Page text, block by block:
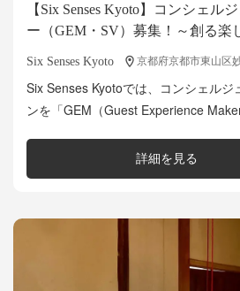
【Six Senses Kyoto】コンシェル
ー（GEM・SV）募集！～創る楽
Six Senses Kyoto 京都府京都市東山区
Six Senses Kyotoでは、コンシェルジ
ンを「GEM（Guest Experience
詳細を見る